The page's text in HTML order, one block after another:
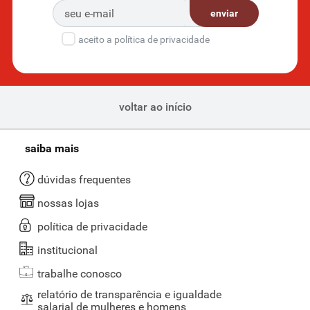
Carnes semiprontas: iscas de frango, empanado de
frango e mais
Para quem busca praticidade sem abrir mão do sabor, as carnes
semiprontas são a solução perfeita. No Supernosso, oferecemos
iscas de frango temperadas, empanados de frango, mini chicken e
outras opções que facilitam a sua rotina na cozinha.
minutos você terá uma refeição saborosa e de alta qualidade. As
deixar de lado o cuidado com a alimentação. Além disso, em nosso
site, também temos opções de
A carne vegetal é saudável?
Sim, a carne vegana é uma opção saudável e nutritiva. Ela é feita a
partir de ingredientes naturais, como proteína de soja, ervilha, grão-
de-bico e outros vegetais, que
No Supernosso, todas as carnes veganas são selecionadas com
enviar
aceito a política de privacidade
voltar ao início
saiba mais
dúvidas frequentes
nossas lojas
política de privacidade
institucional
trabalhe conosco
relatório de transparência e igualdade
salarial de mulheres e homens